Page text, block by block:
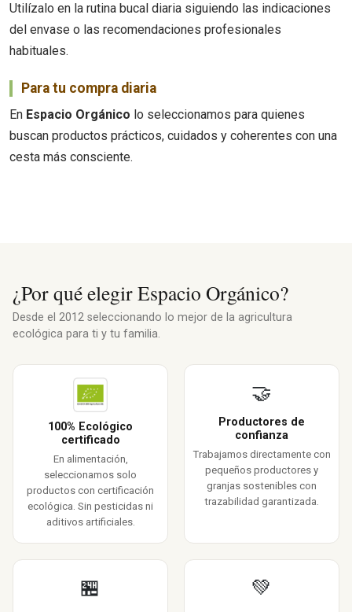
Utilízalo en la rutina bucal diaria siguiendo las indicaciones
del envase o las recomendaciones profesionales
habituales.
Para tu compra diaria
En Espacio Orgánico lo seleccionamos para quienes
buscan productos prácticos, cuidados y coherentes con una
cesta más consciente.
¿Por qué elegir Espacio Orgánico?
Desde el 2012 seleccionando lo mejor de la agricultura
ecológica para ti y tu familia.
100% Ecológico
certificado
En alimentación,
seleccionamos solo
productos con certificación
ecológica. Sin pesticidas ni
aditivos artificiales.
🤝
Productores de
confianza
Trabajamos directamente con
pequeños productores y
granjas sostenibles con
trazabilidad garantizada.
🏪 💚